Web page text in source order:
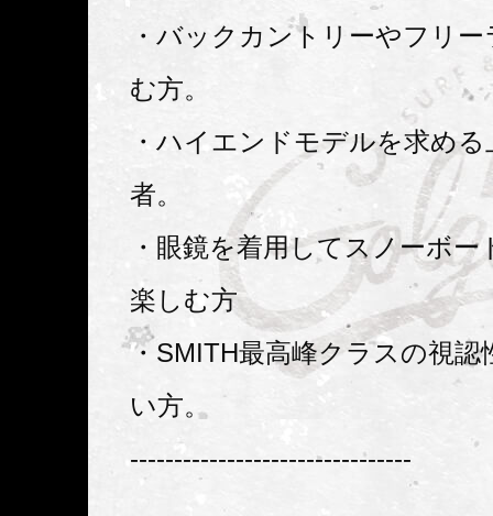
・バックカントリーやフリ
む方。
・ハイエンドモデルを求め
者。
・眼鏡を着用してスノーボ
楽しむ方
・SMITH最高峰クラスの視認
い方。
--------------------------------